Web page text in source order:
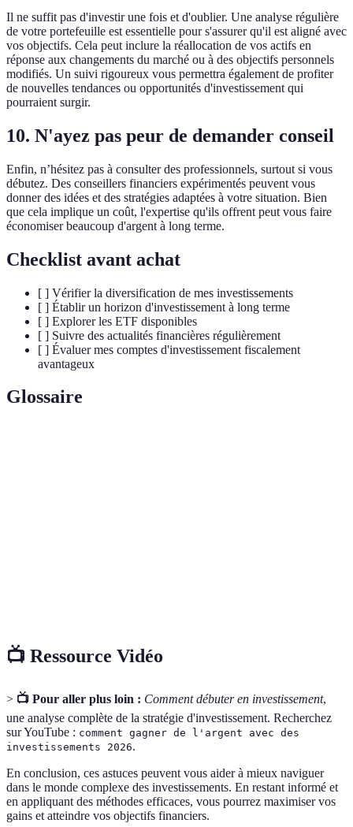
Il ne suffit pas d'investir une fois et d'oublier. Une analyse régulière
de votre portefeuille est essentielle pour s'assurer qu'il est aligné avec
vos objectifs. Cela peut inclure la réallocation de vos actifs en
réponse aux changements du marché ou à des objectifs personnels
modifiés. Un suivi rigoureux vous permettra également de profiter
de nouvelles tendances ou opportunités d'investissement qui
pourraient surgir.
10. N'ayez pas peur de demander conseil
Enfin, n’hésitez pas à consulter des professionnels, surtout si vous
débutez. Des conseillers financiers expérimentés peuvent vous
donner des idées et des stratégies adaptées à votre situation. Bien
que cela implique un coût, l'expertise qu'ils offrent peut vous faire
économiser beaucoup d'argent à long terme.
Checklist avant achat
[ ] Vérifier la diversification de mes investissements
[ ] Établir un horizon d'investissement à long terme
[ ] Explorer les ETF disponibles
[ ] Suivre des actualités financières régulièrement
[ ] Évaluer mes comptes d'investissement fiscalement
avantageux
Glossaire
📺 Ressource Vidéo
> 📺 Pour aller plus loin : Comment débuter en investissement,
une analyse complète de la stratégie d'investissement. Recherchez
sur YouTube : comment gagner de l'argent avec des
investissements 2026.
En conclusion, ces astuces peuvent vous aider à mieux naviguer
dans le monde complexe des investissements. En restant informé et
en appliquant des méthodes efficaces, vous pourrez maximiser vos
gains et atteindre vos objectifs financiers.